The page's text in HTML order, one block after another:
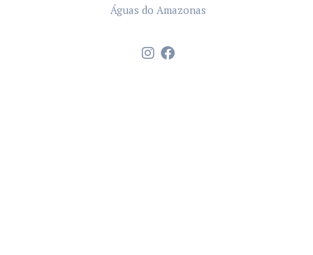
Águas do Amazonas